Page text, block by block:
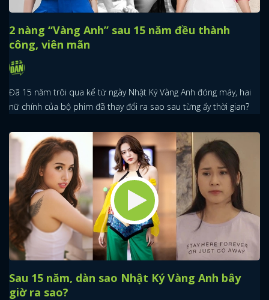
2 nàng “Vàng Anh” sau 15 năm đều thành
công, viên mãn
Đã 15 năm trôi qua kể từ ngày Nhật Ký Vàng Anh đóng máy, hai
nữ chính của bộ phim đã thay đổi ra sao sau từng ấy thời gian?
Sau 15 năm, dàn sao Nhật Ký Vàng Anh bây
giờ ra sao?